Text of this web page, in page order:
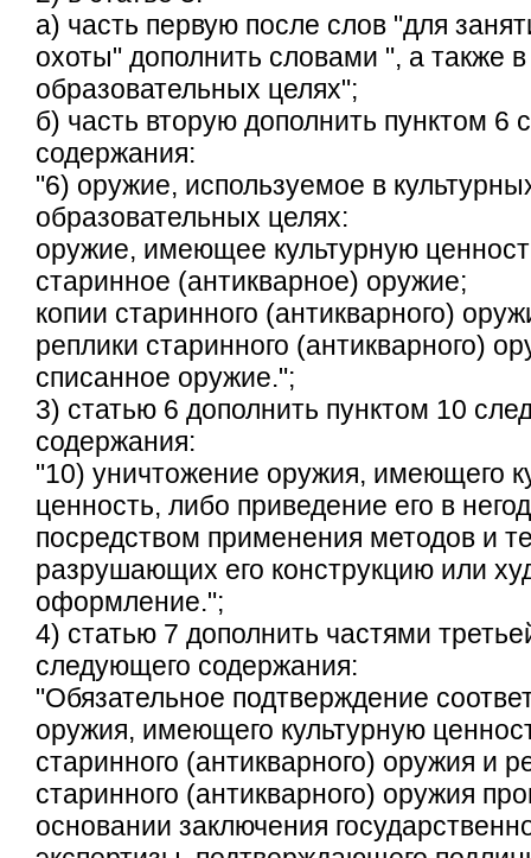
а) часть первую после слов "для
охоты" дополнить словами ", а также
образовательных целях";
б) часть вторую дополнить пунктом 6
содержания:
"6) оружие, используемое в
образовательных целях:
оружие, имеющее культурную
старинное (антикварное) оружие;
копии старинного (антикварного)
реплики старинного (антикварного)
списанное оружие.";
3) статью 6 дополнить пунктом 10
содержания:
"10) уничтожение оружия, имеющего
ценность, либо приведение его в
посредством применения методов и
разрушающих его конструкцию или
оформление.";
4) статью 7 дополнить частями
следующего содержания:
"Обязательное подтверждение
оружия, имеющего культурную
старинного (антикварного) оружия и
старинного (антикварного) оружия
основании заключения